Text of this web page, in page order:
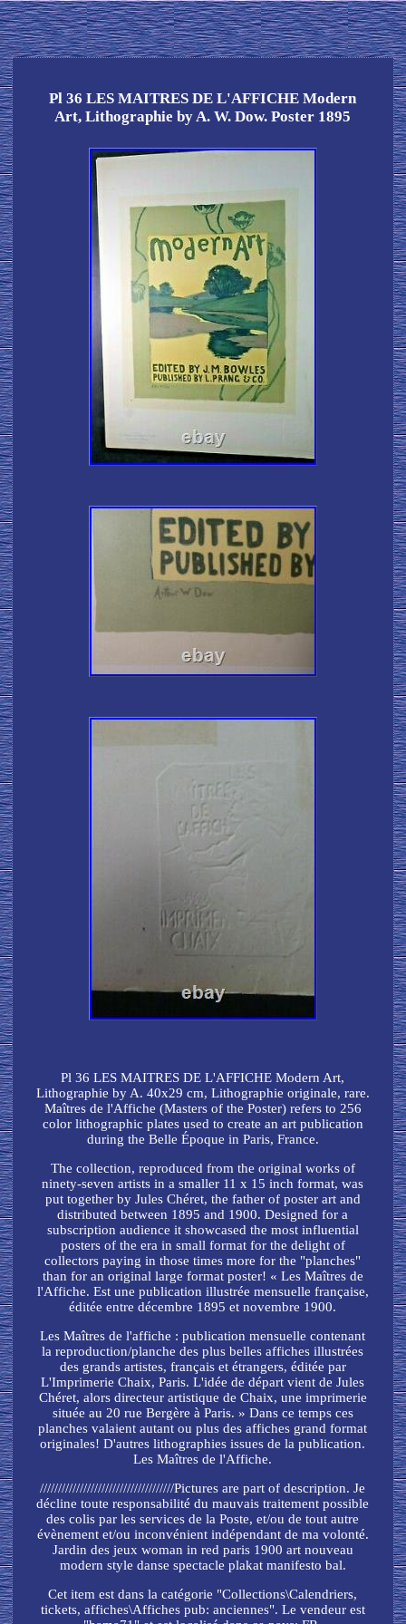
Pl 36 LES MAITRES DE L'AFFICHE Modern
Art, Lithographie by A. W. Dow. Poster 1895
Pl 36 LES MAITRES DE L'AFFICHE Modern Art,
Lithographie by A. 40x29 cm, Lithographie originale, rare.
Maîtres de l'Affiche (Masters of the Poster) refers to 256
color lithographic plates used to create an art publication
during the Belle Époque in Paris, France.
The collection, reproduced from the original works of
ninety-seven artists in a smaller 11 x 15 inch format, was
put together by Jules Chéret, the father of poster art and
distributed between 1895 and 1900. Designed for a
subscription audience it showcased the most influential
posters of the era in small format for the delight of
collectors paying in those times more for the "planches"
than for an original large format poster! « Les Maîtres de
l'Affiche. Est une publication illustrée mensuelle française,
éditée entre décembre 1895 et novembre 1900.
Les Maîtres de l'affiche : publication mensuelle contenant
la reproduction/planche des plus belles affiches illustrées
des grands artistes, français et étrangers, éditée par
L'Imprimerie Chaix, Paris. L'idée de départ vient de Jules
Chéret, alors directeur artistique de Chaix, une imprimerie
située au 20 rue Bergère à Paris. » Dans ce temps ces
planches valaient autant ou plus des affiches grand format
originales! D'autres lithographies issues de la publication.
Les Maîtres de l'Affiche.
/////////////////////////////////////Pictures are part of description. Je
décline toute responsabilité du mauvais traitement possible
des colis par les services de la Poste, et/ou de tout autre
évènement et/ou inconvénient indépendant de ma volonté.
Jardin des jeux woman in red paris 1900 art nouveau
modern style danse spectacle plakat manifesto bal.
Cet item est dans la catégorie "Collections\Calendriers,
tickets, affiches\Affiches pub: anciennes". Le vendeur est